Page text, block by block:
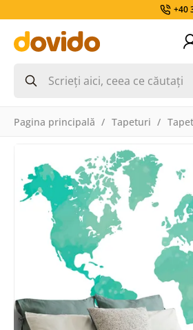
+40
Pagina principală Tapeturi